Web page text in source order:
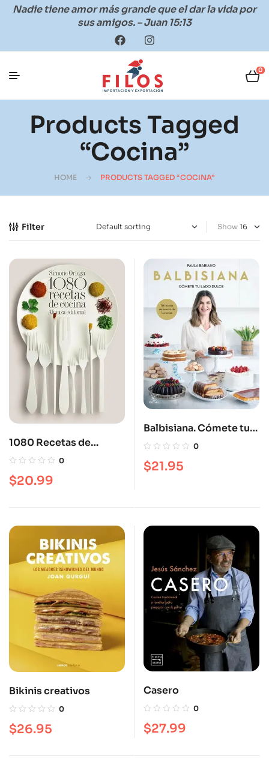
Nadie tiene amor más grande que el dar la vida por
sus amigos. – Juan 15:13
0
Products Tagged
“cocina”
HOME PRODUCTS TAGGED “COCINA”
Filter Show
1080 Recetas de
cocinas
0
$20.99
Balbisiana. Cómete tu
lado dulce. 70 recetas
0
$21.95
Bikinis creativos
0
$26.95
Casero
0
$27.99